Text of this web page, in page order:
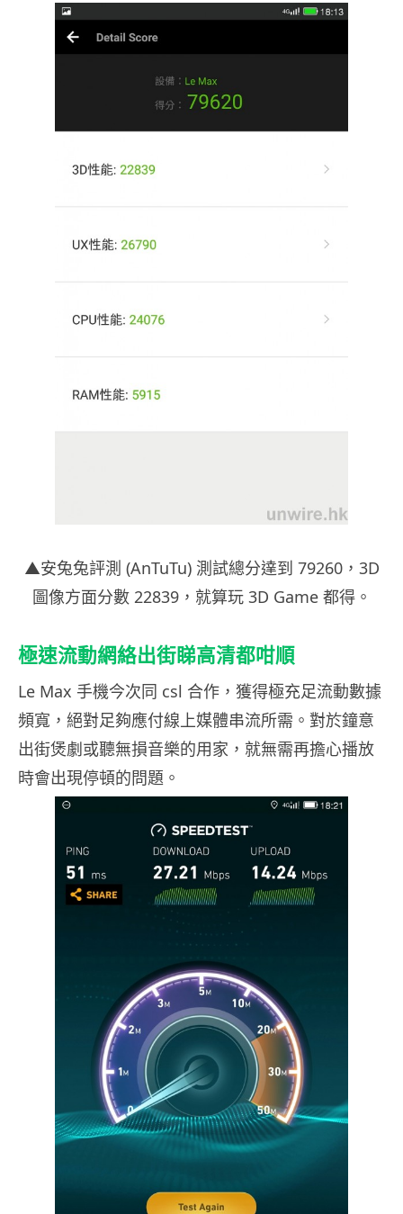
▲安兔兔評測 (AnTuTu) 測試總分達到 79260，3D
圖像方面分數 22839，就算玩 3D Game 都得。
極速流動網絡出街睇高清都咁順
Le Max 手機今次同 csl 合作，獲得極充足流動數據
頻寬，絕對足夠應付線上媒體串流所需。對於鐘意
出街煲劇或聽無損音樂的用家，就無需再擔心播放
時會出現停頓的問題。